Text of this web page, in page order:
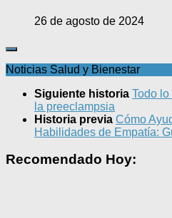
26 de agosto de 2024
Noticias Salud y Bienestar
Siguiente historia Todo
la preeclampsia
Historia previa Cómo
Habilidades de Empatía:
Recomendado Hoy: